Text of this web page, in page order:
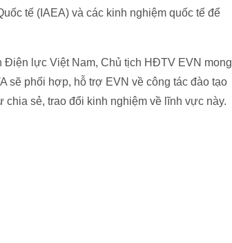
tế (IAEA) và các kinh nghiệm quốc tế để
lực Việt Nam, Chủ tịch HĐTV EVN mong
sẽ phối hợp, hỗ trợ EVN về công tác đào tạo
sẻ, trao đổi kinh nghiệm về lĩnh vực này.